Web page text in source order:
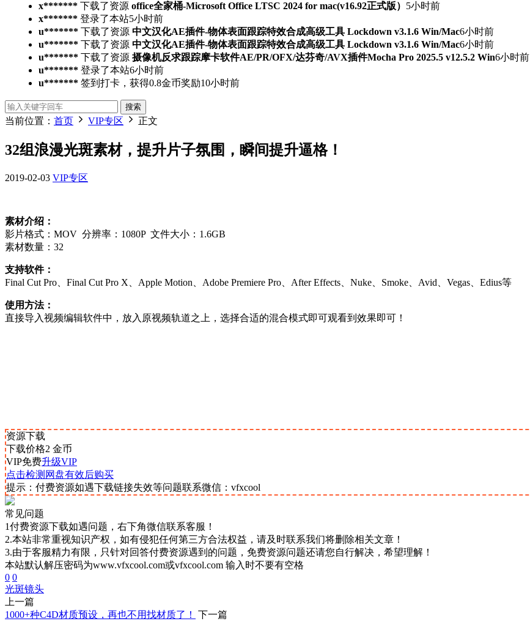
x******* 下载了资源 office全家桶-Microsoft Office LTSC 2024 for mac(v16.92正式版） 5小时前
x******* 登录了本站5小时前
u******* 下载了资源 中文汉化AE插件-物体表面跟踪特效合成高级工具 Lockdown v3.1.6 Win/Mac6小时前
u******* 下载了资源 中文汉化AE插件-物体表面跟踪特效合成高级工具 Lockdown v3.1.6 Win/Mac6小时前
u******* 下载了资源 摄像机反求跟踪摩卡软件AE/PR/OFX/达芬奇/AVX插件Mocha Pro 2025.5 v12.5.2 Win6小时前
u******* 登录了本站6小时前
u******* 签到打卡，获得0.8金币奖励10小时前
搜索
当前位置： 首页 VIP专区 正文
32组浪漫光斑素材，提升片子氛围，瞬间提升逼格！
2019-02-03 VIP专区
素材介绍：
影片格式：MOV 分辨率：1080P 文件大小：1.6GB
素材数量：32
支持软件：
Final Cut Pro、Final Cut Pro X、Apple Motion、Adobe Premiere Pro、After Effects、Nuke、Smoke、Avid、Vegas、Edius等
使用方法：
直接导入视频编辑软件中，放入原视频轨道之上，选择合适的混合模式即可观看到效果即可！
资源下载
下载价格2 金币
VIP免费升级VIP
点击检测网盘有效后购买
提示：付费资源如遇下载链接失效等问题联系微信：vfxcool
常见问题
1付费资源下载如遇问题，右下角微信联系客服！
2.本站非常重视知识产权，如有侵犯任何第三方合法权益，请及时联系我们将删除相关文章！
3.由于客服精力有限，只针对回答付费资源遇到的问题，免费资源问题还请您自行解决，希望理解！
本站默认解压密码为www.vfxcool.com或vfxcool.com 输入时不要有空格
0 0
光斑镜头
上一篇
1000+种C4D材质预设，再也不用找材质了！
下一篇